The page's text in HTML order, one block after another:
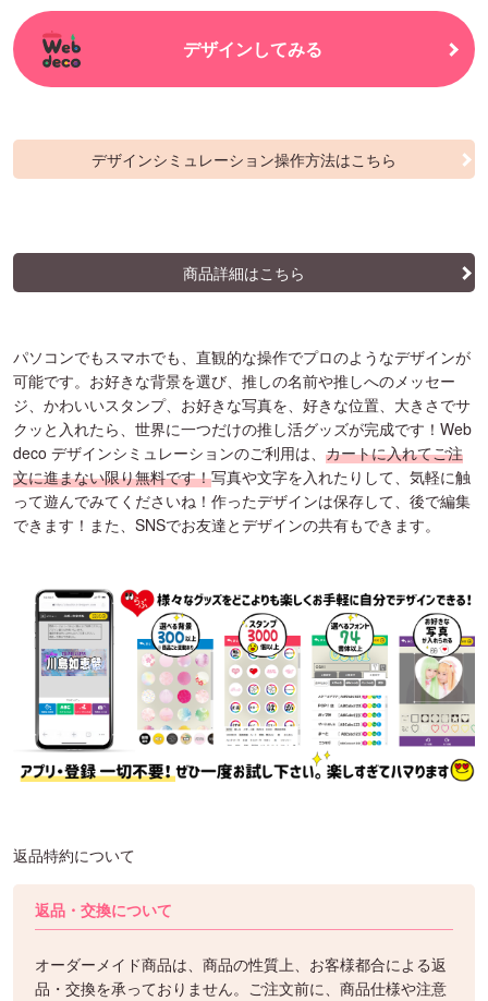
デザインしてみる
デザインシミュレーション操作方法はこちら
商品詳細はこちら
パソコンでもスマホでも、直観的な操作でプロのようなデザインが
可能です。お好きな背景を選び、推しの名前や推しへのメッセー
ジ、かわいいスタンプ、お好きな写真を、好きな位置、大きさでサ
クッと入れたら、世界に一つだけの推し活グッズが完成です！Web
deco デザインシミュレーションのご利用は、 カートに入れてご注
文に進まない限り無料です！写真や文字を入れたりして、気軽に触
って遊んでみてくださいね！作ったデザインは保存して、後で編集
できます！また、SNSでお友達とデザインの共有もできます。
返品特約について
返品・交換について
オーダーメイド商品は、商品の性質上、お客様都合による返
品・交換を承っておりません。ご注文前に、商品仕様や注意